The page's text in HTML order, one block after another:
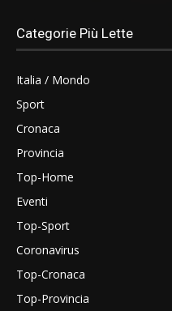
Categorie Più Lette
Italia / Mondo
Sport
Cronaca
Provincia
Top-Home
Eventi
Top-Sport
Coronavirus
Top-Cronaca
Top-Provincia